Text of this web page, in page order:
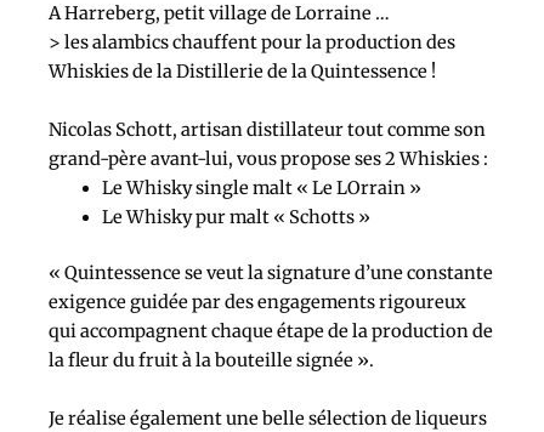
A Harreberg, petit village de Lorraine …
> les alambics chauffent pour la production des
Whiskies de la Distillerie de la Quintessence !
Nicolas Schott, artisan distillateur tout comme son
grand-père avant-lui, vous propose ses 2 Whiskies :
Le Whisky single malt « Le LOrrain »
Le Whisky pur malt « Schotts »
« Quintessence se veut la signature d’une constante
exigence guidée par des engagements rigoureux
qui accompagnent chaque étape de la production de
la fleur du fruit à la bouteille signée ».
Je réalise également une belle sélection de liqueurs